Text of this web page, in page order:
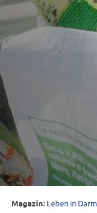
Magazin: Leben in